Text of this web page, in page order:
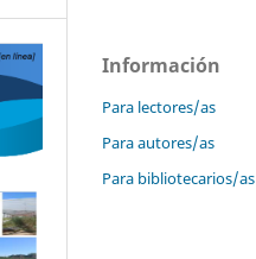
Información
Para lectores/as
Para autores/as
Para bibliotecarios/as